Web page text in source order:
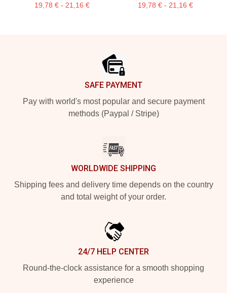
19,78 € - 21,16 € 19,78 € - 21,16 €
SAFE PAYMENT
Pay with world's most popular and secure payment
methods (Paypal / Stripe)
WORLDWIDE SHIPPING
Shipping fees and delivery time depends on the country
and total weight of your order.
24/7 HELP CENTER
Round-the-clock assistance for a smooth shopping
experience